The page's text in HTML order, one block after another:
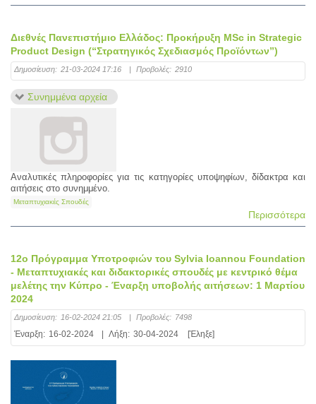
Διεθνές Πανεπιστήμιο Ελλάδος: Προκήρυξη MSc in Strategic
Product Design (“Στρατηγικός Σχεδιασμός Προϊόντων”)
Δημοσίευση: 21-03-2024 17:16 | Προβολές: 2910
Συνημμένα αρχεία
Αναλυτικές πληροφορίες για τις κατηγορίες υποψηφίων, δίδακτρα και
αιτήσεις στο συνημμένο.
Μεταπτυχιακές Σπουδές
Περισσότερα
12ο Πρόγραμμα Υποτροφιών του Sylvia Ioannou Foundation
- Μεταπτυχιακές και διδακτορικές σπουδές με κεντρικό θέμα
μελέτης την Κύπρο - Έναρξη υποβολής αιτήσεων: 1 Μαρτίου
2024
Δημοσίευση: 16-02-2024 21:05 | Προβολές: 7498
Έναρξη: 16-02-2024 Λήξη: 30-04-2024 [Έληξε]